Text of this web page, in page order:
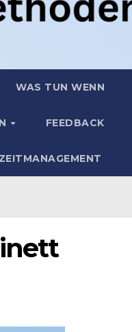
WAS TUN WENN
FEEDBACK
ZEITMANAGEMENT